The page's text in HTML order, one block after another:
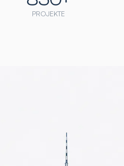
PROJEKTE